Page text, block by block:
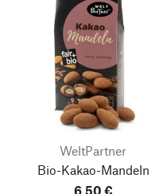
WeltPartner
Bio-Kakao-Mandeln
6,50 €